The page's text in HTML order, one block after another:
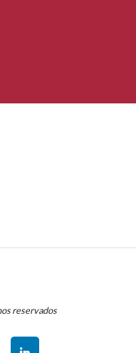
reservados